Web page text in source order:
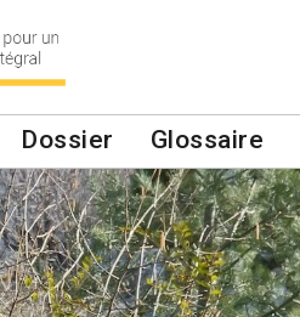
Dossier Glossaire